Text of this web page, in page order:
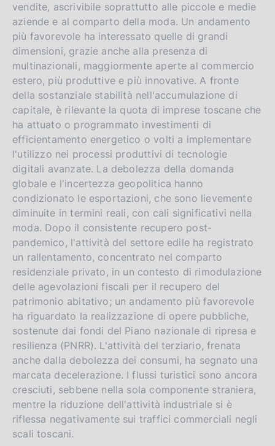
vendite, ascrivibile soprattutto alle piccole e medie
aziende e al comparto della moda. Un andamento
più favorevole ha interessato quelle di grandi
dimensioni, grazie anche alla presenza di
multinazionali, maggiormente aperte al commercio
estero, più produttive e più innovative. A fronte
della sostanziale stabilità nell'accumulazione di
capitale, è rilevante la quota di imprese toscane che
ha attuato o programmato investimenti di
efficientamento energetico o volti a implementare
l'utilizzo nei processi produttivi di tecnologie
digitali avanzate. La debolezza della domanda
globale e l'incertezza geopolitica hanno
condizionato le esportazioni, che sono lievemente
diminuite in termini reali, con cali significativi nella
moda. Dopo il consistente recupero post-
pandemico, l'attività del settore edile ha registrato
un rallentamento, concentrato nel comparto
residenziale privato, in un contesto di rimodulazione
delle agevolazioni fiscali per il recupero del
patrimonio abitativo; un andamento più favorevole
ha riguardato la realizzazione di opere pubbliche,
sostenute dai fondi del Piano nazionale di ripresa e
resilienza (PNRR). L'attività del terziario, frenata
anche dalla debolezza dei consumi, ha segnato una
marcata decelerazione. I flussi turistici sono ancora
cresciuti, sebbene nella sola componente straniera,
mentre la riduzione dell'attività industriale si è
riflessa negativamente sui traffici commerciali negli
scali toscani.